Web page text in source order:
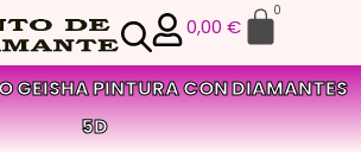
0,00 €
0
GEISHA PINTURA CON DIAMANTES
5D